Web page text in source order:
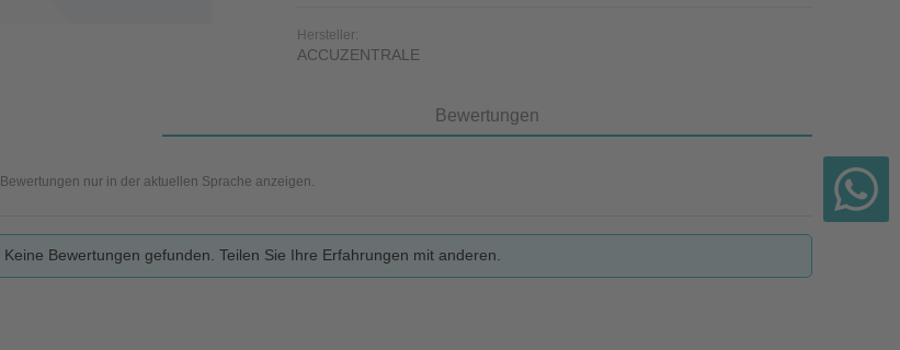
Hersteller:
ACCUZENTRALE
Bewertungen
Bewertungen nur in der aktuellen Sprache anzeigen.
Keine Bewertungen gefunden. Teilen Sie Ihre Erfahrungen mit anderen.